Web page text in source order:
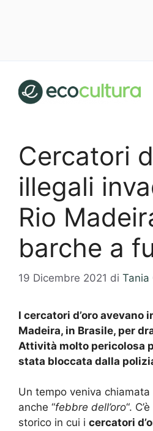
contenuto
Cercatori
illegali
Rio
barche a
19 Dicembre 2021 di Tania
I cercatori d’oro avevano
Madeira, in Brasile, per
Attività molto pericolosa
stata bloccata dalla
Un tempo veniva chiamata
anche “febbre dell’oro“.
storico in cui i cercatori